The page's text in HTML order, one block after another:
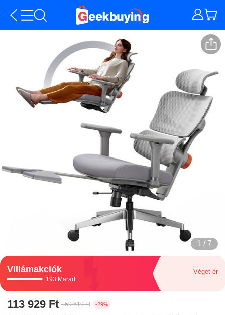
1 / 7
Villámakciók
193 Maradt
Véget ér
113 929 Ft 159 619 Ft -29%